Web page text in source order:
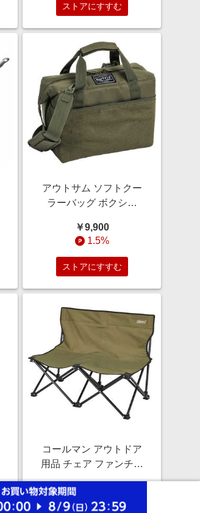
ストアにすすむ
アウトサム ソフトクー
ラーバッグ ボクシー
SOFTCOOLERBAG
BOXY 16L モスグリーン
TFOF-BXY-16
￥9,900
1.5%
ストアにすすむ
コールマン アウトドア
用品 チェア ファンチェ
アダブル (約
W890×L540×H660mm)
オリーブ 2000038837
￥5,390
1.5%